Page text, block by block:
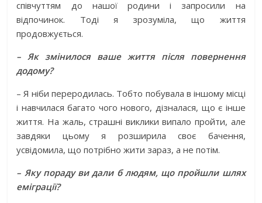
співчуттям до нашої родини і запросили на
відпочинок. Тоді я зрозуміла, що життя
продовжується.
– Як змінилося ваше життя після повернення
додому?
– Я ніби пере­родилась. Тобто побувала в іншому місці
і навчилася багато чого нового, дізналася, що є інше
життя. На жаль, страшні виклики випало пройти, але
завдяки цьому я розширила своє бачення,
усвідомила, що потрібно жити зараз, а не потім.
– Яку пораду ви дали б людям, що пройшли шлях
еміграції?